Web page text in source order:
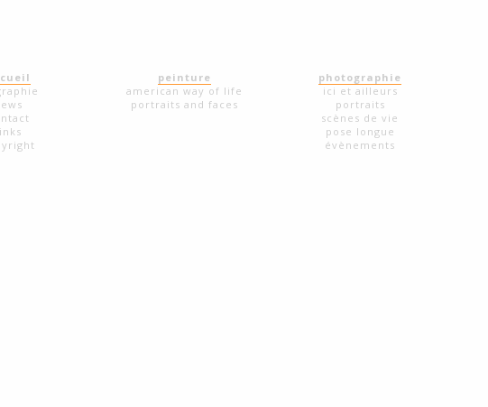
peinture
american way of life
portraits and faces
photographie
ici et ailleurs
portraits
scènes de vie
pose longue
évènements